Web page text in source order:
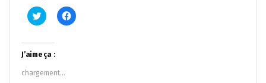
Cliquez
pour
Twitter(ouvre
dans
une
nouvelle
fenêtre)
Cliquez
pour
J’aime ça :
chargement…